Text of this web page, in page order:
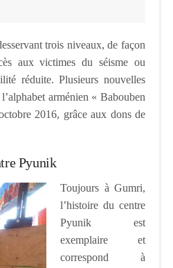
trois niveaux, de façon
aux victimes du séisme ou
réduite. Plusieurs nouvelles
arménien « Babouben
2016, grâce aux dons de
Pyunik
Toujours à Gumri,
l’histoire du centre
Pyunik est
exemplaire et
correspond à